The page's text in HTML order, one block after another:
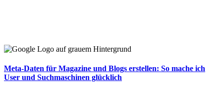
Meta-Daten für Magazine und Blogs erstellen: So mache ich
User und Suchmaschinen glücklich